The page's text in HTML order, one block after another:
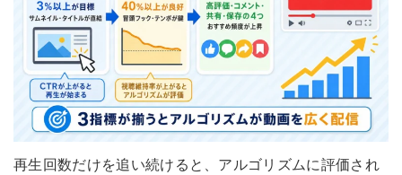
再生回数だけを追い続けると、アルゴリズムに評価され